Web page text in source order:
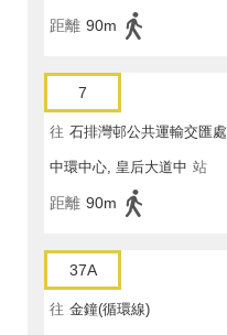
距離 90m
7
往 石排灣邨公共運輸交匯處
中環中心, 皇后大道中 站
距離 90m
37A
往 金鐘(循環線)